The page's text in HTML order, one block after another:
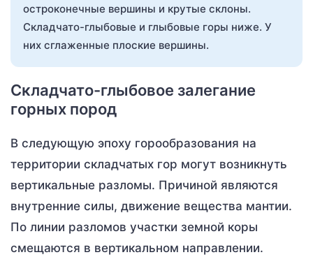
остроконечные вершины и крутые склоны.
Складчато-глыбовые и глыбовые горы ниже. У
них сглаженные плоские вершины.
Складчато-глыбовое залегание
горных пород
В следующую эпоху горообразования на
территории складчатых гор могут возникнуть
вертикальные разломы. Причиной являются
внутренние силы, движение вещества мантии.
По линии разломов участки земной коры
смещаются в вертикальном направлении.